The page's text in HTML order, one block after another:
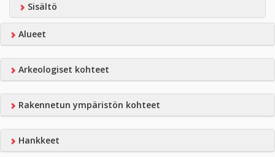
Sisältö
Alueet
Arkeologiset kohteet
Rakennetun ympäristön kohteet
Hankkeet